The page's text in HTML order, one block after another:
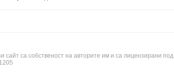
сайт са собственост на авторите им и са лицензирани под